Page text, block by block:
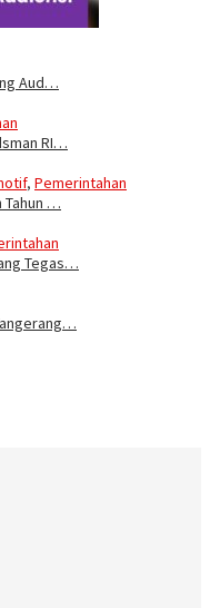
Aud…
RI…
, Pemerintahan
Tahun …
Tegas…